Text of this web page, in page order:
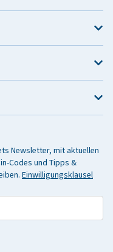
Newsletter, mit aktuellen
Codes und Tipps &
Einwilligungsklausel